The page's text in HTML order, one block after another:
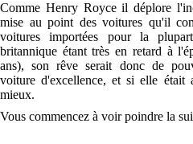
Comme Henry Royce il déplore
mise au point des voitures qu'il
voitures importées pour la
britannique étant très en retard à
ans), son rêve serait donc de
voiture d'excellence, et si elle était
mieux.
Vous commencez à voir poindre la